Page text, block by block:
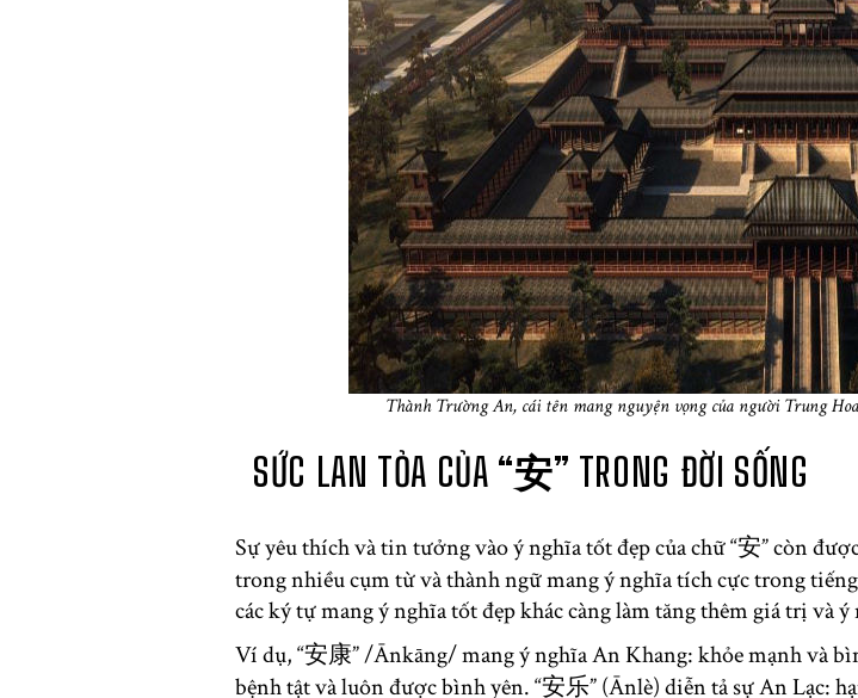
Thành Trường An, cái tên mang nguyện vọng của người Trung
SỨC LAN TỎA CỦA “安” TRONG ĐỜI SỐNG
Sự yêu thích và tin tưởng vào ý nghĩa tốt đẹp của chữ “安” còn
trong nhiều cụm từ và thành ngữ mang ý nghĩa tích cực trong
các ký tự mang ý nghĩa tốt đẹp khác càng làm tăng thêm giá trị và ý
Ví dụ, “安康” /Ānkāng/ mang ý nghĩa An Khang: khỏe mạnh và
bệnh tật và luôn được bình yên. “安乐” (Ānlè) diễn tả sự An Lạc: